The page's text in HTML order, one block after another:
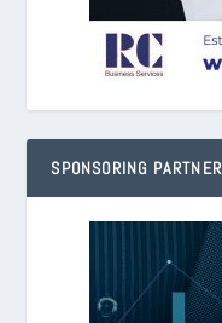
SPONSORING PARTNER